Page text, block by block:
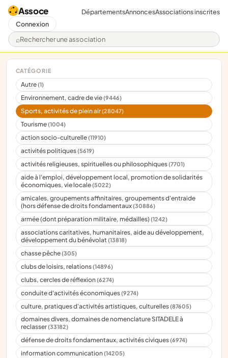
Assoce
Rechercher une association
DépartementsAnnoncesAssociations inscrites
Connexion
CATÉGORIE
Autre(1)
Environnement, cadre de vie(9446)
Sports, activités de plein air(28047)
Tourisme(1004)
action socio-culturelle(11910)
activités politiques(5619)
activités religieuses, spirituelles ou philosophiques(7701)
aide à l'emploi, développement local, promotion de solidarités
économiques, vie locale(5022)
amicales, groupements affinitaires, groupements d'entraide
(hors défense de droits fondamentaux(30886)
armée (dont préparation militaire, médailles)(1242)
associations caritatives, humanitaires, aide au développement,
développement du bénévolat(13818)
chasse pêche(305)
clubs de loisirs, relations(14896)
clubs, cercles de réflexion(6274)
conduite d'activités économiques(9274)
culture, pratiques d'activités artistiques, culturelles(87605)
domaines divers, domaines de nomenclature SITADELE à
reclasser(33182)
défense de droits fondamentaux, activités civiques(6974)
information communication(14205)